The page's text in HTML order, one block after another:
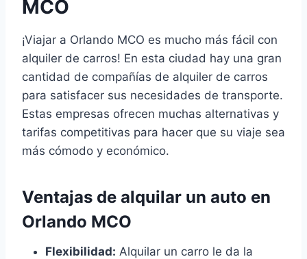
MCO
¡Viajar a Orlando MCO es mucho más fácil con
alquiler de carros! En esta ciudad hay una gran
cantidad de compañías de alquiler de carros
para satisfacer sus necesidades de transporte.
Estas empresas ofrecen muchas alternativas y
tarifas competitivas para hacer que su viaje sea
más cómodo y económico.
Ventajas de alquilar un auto en
Orlando MCO
Flexibilidad: Alquilar un carro le da la